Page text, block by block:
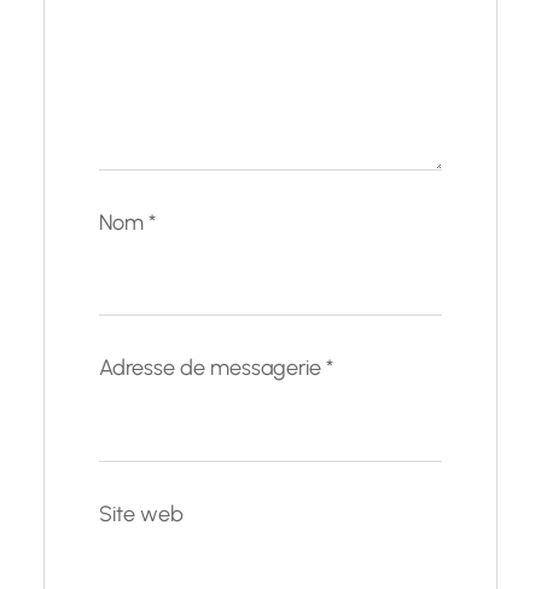
Nom*
Adresse de messagerie*
Site web